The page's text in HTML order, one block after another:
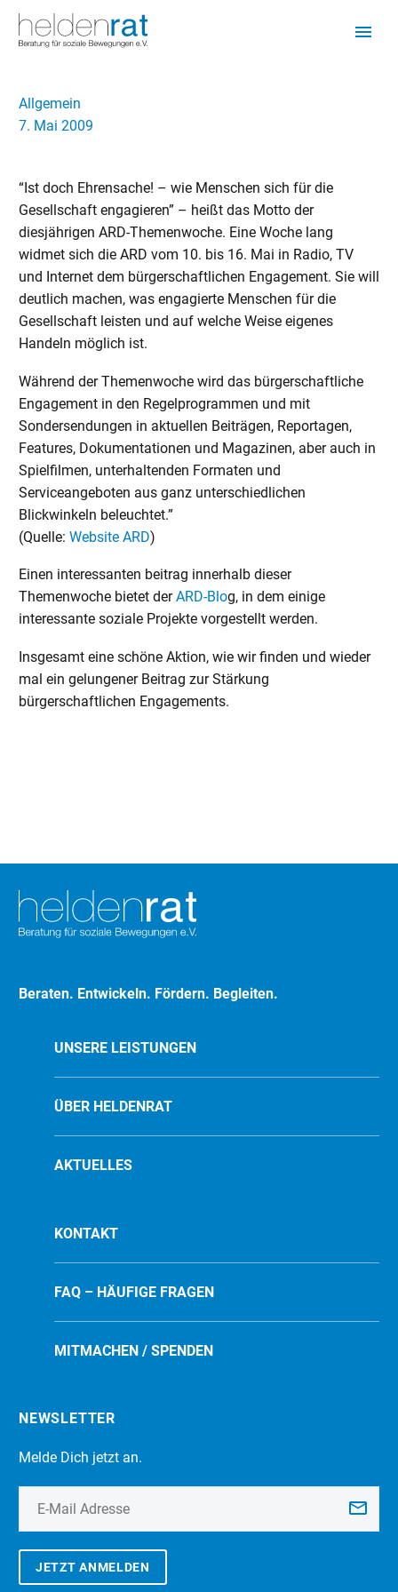
Allgemein
7. Mai 2009
“Ist doch Ehrensache! – wie Menschen sich für die
Gesellschaft engagieren” – heißt das Motto der
diesjährigen ARD-Themenwoche. Eine Woche lang
widmet sich die ARD vom 10. bis 16. Mai in Radio, TV
und Internet dem bürgerschaftlichen Engagement. Sie will
deutlich machen, was engagierte Menschen für die
Gesellschaft leisten und auf welche Weise eigenes
Handeln möglich ist.
Während der Themenwoche wird das bürgerschaftliche
Engagement in den Regelprogrammen und mit
Sondersendungen in aktuellen Beiträgen, Reportagen,
Features, Dokumentationen und Magazinen, aber auch in
Spielfilmen, unterhaltenden Formaten und
Serviceangeboten aus ganz unterschiedlichen
Blickwinkeln beleuchtet.”
(Quelle: Website ARD)
Einen interessanten beitrag innerhalb dieser
Themenwoche bietet derARD-Blog, in dem einige
interessante soziale Projekte vorgestellt werden.
Insgesamt eine schöne Aktion, wie wir finden und wieder
mal ein gelungener Beitrag zur Stärkung
bürgerschaftlichen Engagements.
Beraten. Entwickeln. Fördern. Begleiten.
UNSERE LEISTUNGEN
ÜBER HELDENRAT
AKTUELLES
KONTAKT
FAQ – HÄUFIGE FRAGEN
MITMACHEN / SPENDEN
NEWSLETTER
Melde Dich jetzt an.
JETZT ANMELDEN